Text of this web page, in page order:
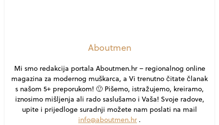
Aboutmen
Mi smo redakcija portala Aboutmen.hr – regionalnog online
magazina za modernog muškarca, a Vi trenutno čitate članak
s našom 5+ preporukom! 🙂 Pišemo, istražujemo, kreiramo,
iznosimo mišljenja ali rado saslušamo i Vaša! Svoje radove,
upite i prijedloge suradnji možete nam poslati na mail
info@aboutmen.hr .